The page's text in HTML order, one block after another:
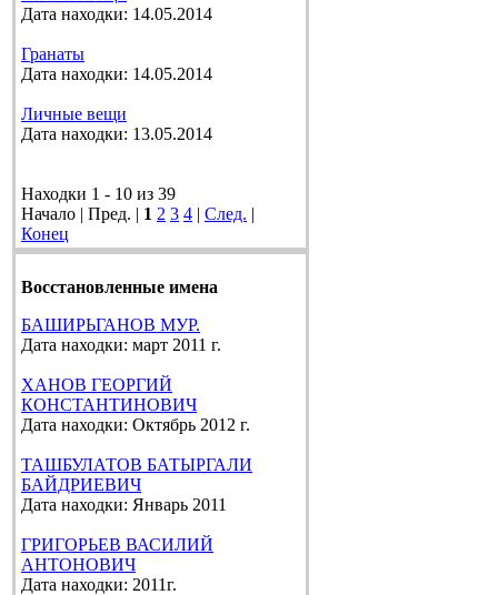
Дата находки: 14.05.2014
Гранаты
Дата находки: 14.05.2014
Личные вещи
Дата находки: 13.05.2014
Находки 1 - 10 из 39
Начало | Пред. | 1 2 3 4 | След. |
Конец
Восстановленные имена
БАШИРЬГАНОВ МУР.
Дата находки: март 2011 г.
ХАНОВ ГЕОРГИЙ
КОНСТАНТИНОВИЧ
Дата находки: Октябрь 2012 г.
ТАШБУЛАТОВ БАТЫРГАЛИ
БАЙДРИЕВИЧ
Дата находки: Январь 2011
ГРИГОРЬЕВ ВАСИЛИЙ
АНТОНОВИЧ
Дата находки: 2011г.